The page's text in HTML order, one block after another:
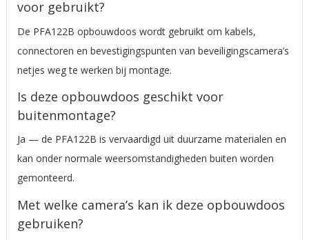
voor gebruikt?
De PFA122B opbouwdoos wordt gebruikt om kabels,
connectoren en bevestigingspunten van beveiligingscamera’s
netjes weg te werken bij montage.
Is deze opbouwdoos geschikt voor
buitenmontage?
Ja — de PFA122B is vervaardigd uit duurzame materialen en
kan onder normale weersomstandigheden buiten worden
gemonteerd.
Met welke camera’s kan ik deze opbouwdoos
gebruiken?